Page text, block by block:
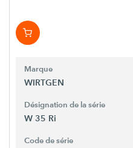
Marque
WIRTGEN
Désignation de la série
W 35 Ri
Code de série